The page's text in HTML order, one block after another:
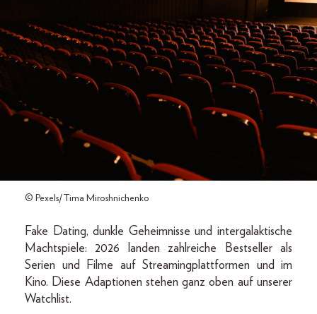
© Pexels/Tima Miroshnichenko
Fake Dating, dunkle Geheimnisse und intergalaktische
Machtspiele: 2026 landen zahlreiche Bestseller als
Serien und Filme auf Streamingplattformen und im
Kino. Diese Adaptionen stehen ganz oben auf unserer
Watchlist.